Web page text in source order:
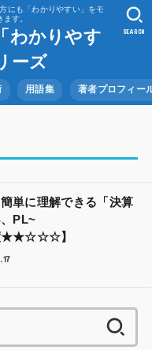
にも「わかりやすい」をモ
す。
わかりやす
ーズ
用語集 著者プロフィー
SEARCH
簡単に理解できる「決算
PL~
★★☆☆☆】